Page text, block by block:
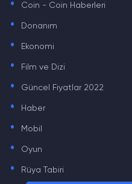
Coin - Coin Haberleri
. Donanım
. Ekonomi
. Film ve Dizi
. Güncel Fiyatlar 2022
. Haber
. Mobil
. Oyun
. Rüya Tabiri